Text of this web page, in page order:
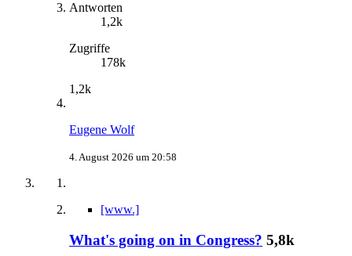
Antworten
1,2k
Zugriffe
178k
1,2k
Eugene Wolf
4. August 2026 um 20:58
[www.]
What's going on in Congress? 5,8k